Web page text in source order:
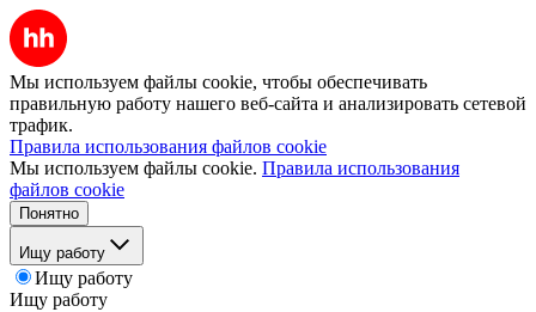
Мы используем файлы cookie, чтобы обеспечивать
правильную работу нашего веб-сайта и анализировать сетевой
трафик.
Правила использования файлов cookie
Мы используем файлы cookie. Правила использования
файлов cookie
Понятно
Ищу работу
Ищу работу
Ищу работу